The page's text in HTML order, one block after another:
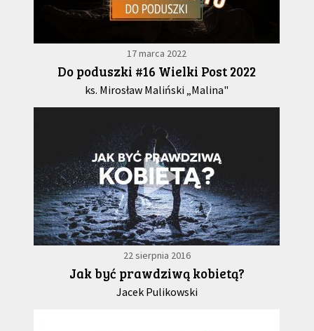
17 marca 2022
Do poduszki #16 Wielki Post 2022
ks. Mirosław Maliński „Malina"
22 sierpnia 2016
Jak być prawdziwą kobietą?
Jacek Pulikowski